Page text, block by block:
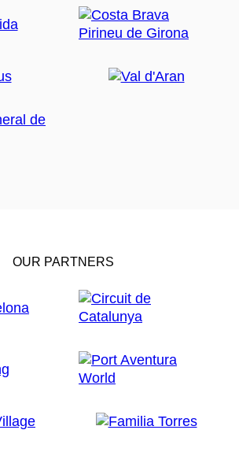
OUR PARTNERS